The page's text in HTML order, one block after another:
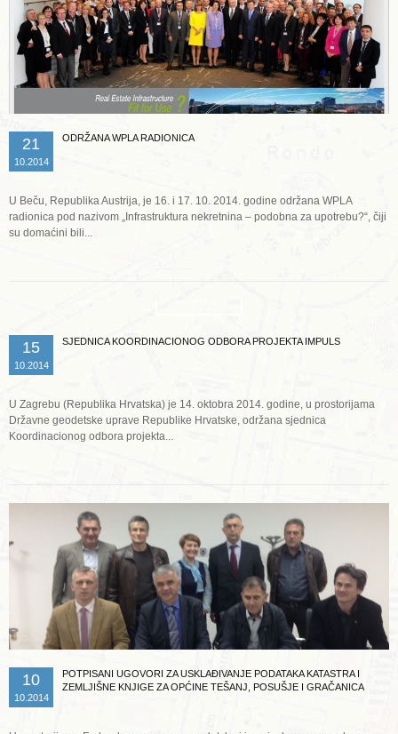
21
10.2014
ODRŽANA WPLA RADIONICA
U Beču, Republika Austrija, je 16. i 17. 10. 2014. godine održana WPLA
radionica pod nazivom „Infrastruktura nekretnina – podobna za upotrebu?“, čiji
su domaćini bili...
15
10.2014
SJEDNICA KOORDINACIONOG ODBORA PROJEKTA IMPULS
U Zagrebu (Republika Hrvatska) je 14. oktobra 2014. godine, u prostorijama
Državne geodetske uprave Republike Hrvatske, održana sjednica
Koordinacionog odbora projekta...
10
10.2014
POTPISANI UGOVORI ZA USKLAĐIVANJE PODATAKA KATASTRA I
ZEMLJIŠNE KNJIGE ZA OPĆINE TEŠANJ, POSUŠJE I GRAČANICA